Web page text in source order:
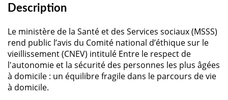
Description
Le ministère de la Santé et des Services sociaux (MSSS)
rend public l’avis du Comité national d’éthique sur le
vieillissement (CNEV) intitulé Entre le respect de
l'autonomie et la sécurité des personnes les plus âgées
à domicile : un équilibre fragile dans le parcours de vie
à domicile.